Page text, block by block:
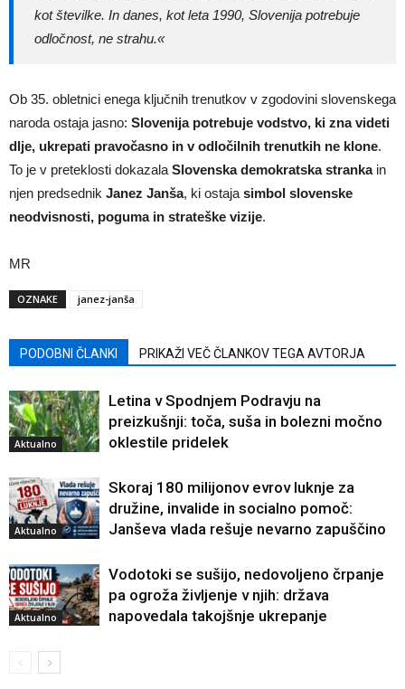
kot številke. In danes, kot leta 1990, Slovenija potrebuje
odločnost, ne strahu.«
Ob 35. obletnici enega ključnih trenutkov v zgodovini slovenskega
naroda ostaja jasno: Slovenija potrebuje vodstvo, ki zna videti
dlje, ukrepati pravočasno in v odločilnih trenutkih ne klone.
To je v preteklosti dokazala Slovenska demokratska strankain
njen predsednik Janez Janša, ki ostaja simbol slovenske
neodvisnosti, poguma in strateške vizije.
MR
OZNAKE janez-janša
PODOBNI ČLANKI PRIKAŽI VEČ ČLANKOV TEGA AVTORJA
Aktualno
Letina v Spodnjem Podravju na
preizkušnji: toča, suša in bolezni močno
oklestile pridelek
Aktualno
Skoraj 180 milijonov evrov luknje za
družine, invalide in socialno pomoč:
Janševa vlada rešuje nevarno zapuščino
Aktualno
Vodotoki se sušijo, nedovoljeno črpanje
pa ogroža življenje v njih: država
napovedala takojšnje ukrepanje